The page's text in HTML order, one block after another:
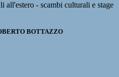
all'estero - scambi culturali e stage
BOTTAZZO